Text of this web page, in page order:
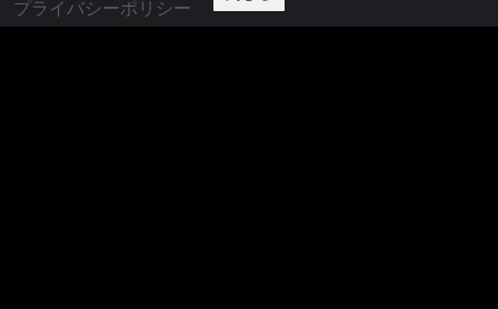
プライバシーポリシー